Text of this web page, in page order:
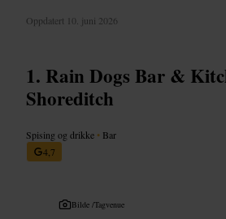
Oppdatert 10. juni 2026
Rain Dogs Bar &
Shoreditch
Spising og drikke • Bar
4,7
Bilde /Tagvenue